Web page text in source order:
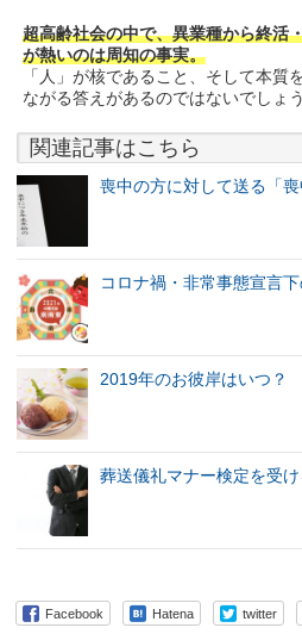
超高齢社会の中で、異業種から終活
が熱いのは周知の事実。
「人」が核であること、そして本質
ながる答えがあるのではないでしょう
関連記事はこちら
喪中の方に対して送る「
コロナ禍・非常事態宣言
2019年のお彼岸はいつ？
葬送儀礼マナー検定を受
Facebook Hatena twitter